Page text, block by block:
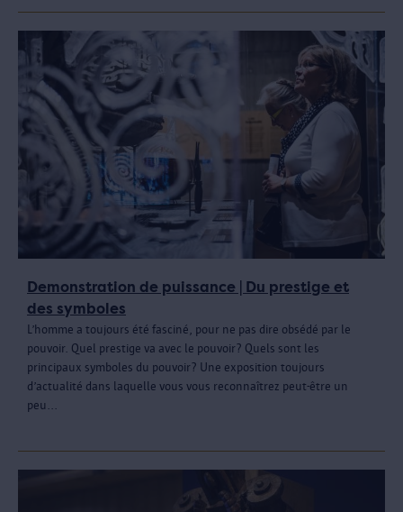
Demonstration de puissance | Du prestige et
des symboles
L’homme a toujours été fasciné, pour ne pas dire obsédé par le
pouvoir. Quel prestige va avec le pouvoir? Quels sont les
principaux symboles du pouvoir? Une exposition toujours
d’actualité dans laquelle vous vous reconnaîtrez peut-être un
peu...